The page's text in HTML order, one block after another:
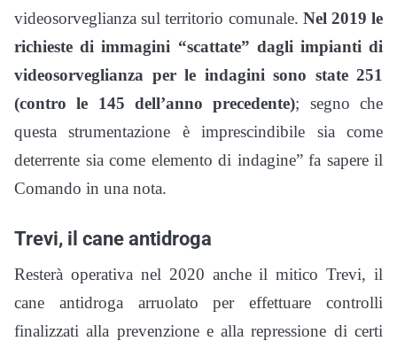
videosorveglianza sul territorio comunale. Nel 2019 le
richieste di immagini “scattate” dagli impianti di
videosorveglianza per le indagini sono state 251
(contro le 145 dell’anno precedente); segno che
questa strumentazione è imprescindibile sia come
deterrente sia come elemento di indagine” fa sapere il
Comando in una nota.
Trevi, il cane antidroga
Resterà operativa nel 2020 anche il mitico Trevi, il
cane antidroga arruolato per effettuare controlli
finalizzati alla prevenzione e alla repressione di certi